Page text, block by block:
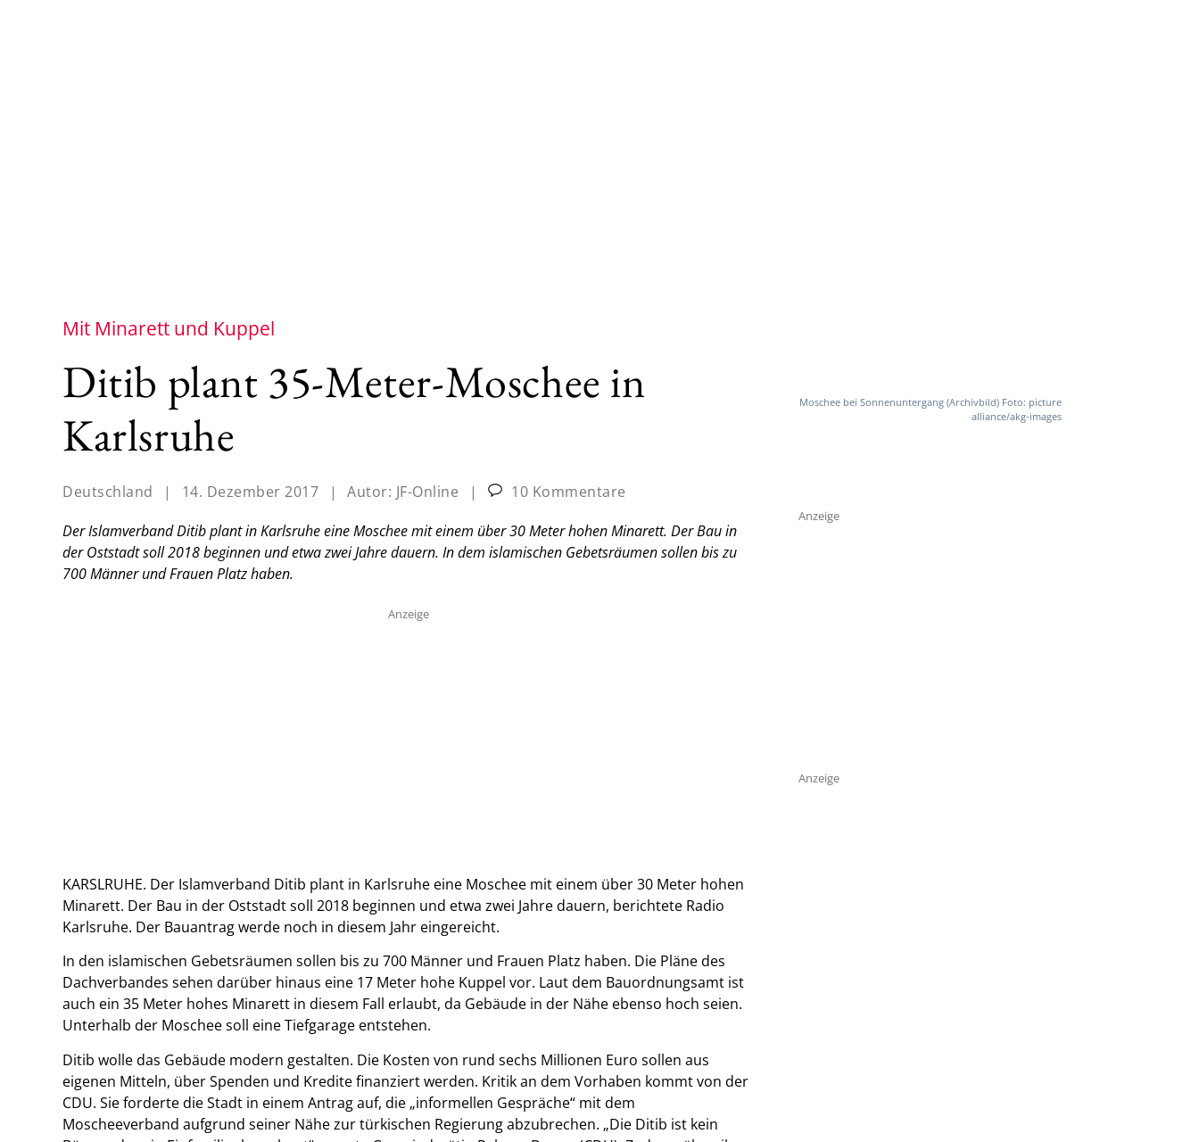
Mit Minarett und Kuppel
Ditib plant 35-Meter-Moschee in
Karlsruhe
Deutschland | 14. Dezember 2017 | Autor: JF-Online |
10 Kommentare
Der Islamverband Ditib plant in Karlsruhe eine Moschee mit einem über 30 Meter hohen Minarett. Der Bau in
der Oststadt soll 2018 beginnen und etwa zwei Jahre dauern. In dem islamischen Gebetsräumen sollen bis zu
700 Männer und Frauen Platz haben.
Anzeige
KARSLRUHE. Der Islamverband Ditib plant in Karlsruhe eine Moschee mit einem über 30 Meter hohen
Minarett. Der Bau in der Oststadt soll 2018 beginnen und etwa zwei Jahre dauern, berichtete Radio
Karlsruhe. Der Bauantrag werde noch in diesem Jahr eingereicht.
In den islamischen Gebetsräumen sollen bis zu 700 Männer und Frauen Platz haben. Die Pläne des
Dachverbandes sehen darüber hinaus eine 17 Meter hohe Kuppel vor. Laut dem Bauordnungsamt ist
auch ein 35 Meter hohes Minarett in diesem Fall erlaubt, da Gebäude in der Nähe ebenso hoch seien.
Unterhalb der Moschee soll eine Tiefgarage entstehen.
Ditib wolle das Gebäude modern gestalten. Die Kosten von rund sechs Millionen Euro sollen aus
eigenen Mitteln, über Spenden und Kredite finanziert werden. Kritik an dem Vorhaben kommt von der
CDU. Sie forderte die Stadt in einem Antrag auf, die „informellen Gespräche“ mit dem
Moscheeverband aufgrund seiner Nähe zur türkischen Regierung abzubrechen. „Die Ditib ist kein
Moschee bei Sonnenuntergang (Archivbild) Foto: picture
alliance/akg-images
Anzeige
Anzeige